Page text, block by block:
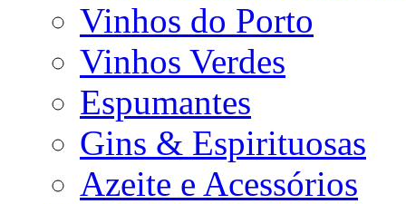
Vinhos do Porto
Vinhos Verdes
Espumantes
Gins & Espirituosas
Azeite e Acessórios